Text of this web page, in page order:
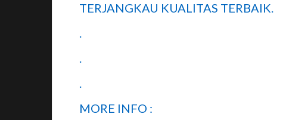
TERJANGKAU KUALITAS TERBAIK.
.
.
.
MORE INFO :